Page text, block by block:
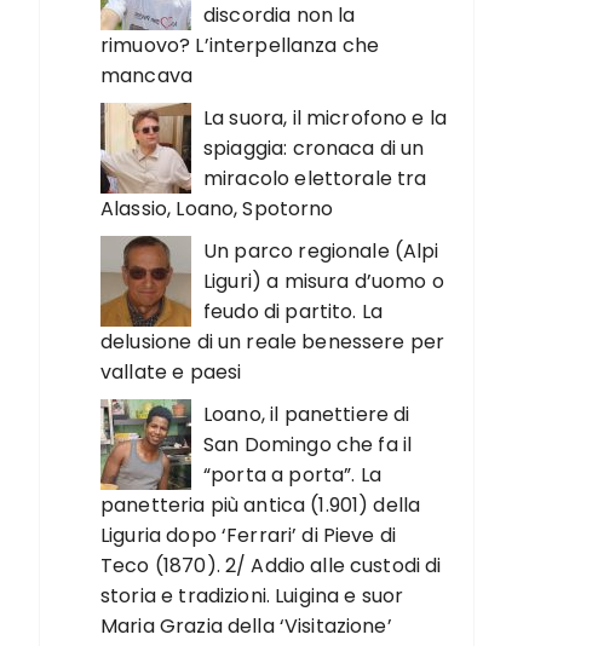
discordia non la
rimuovo? L’interpellanza che
mancava
La suora, il microfono e la
spiaggia: cronaca di un
miracolo elettorale tra
Alassio, Loano, Spotorno
Un parco regionale (Alpi
Liguri) a misura d’uomo o
feudo di partito. La
delusione di un reale benessere per
vallate e paesi
Loano, il panettiere di
San Domingo che fa il
“porta a porta”. La
panetteria più antica (1.901) della
Liguria dopo ‘Ferrari’ di Pieve di
Teco (1870). 2/ Addio alle custodi di
storia e tradizioni. Luigina e suor
Maria Grazia della ‘Visitazione’